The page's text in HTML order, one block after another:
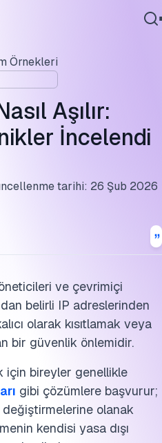
Örnekleri
Aşılır:
İncelendi
tarihi: 26 Şub 2026
ve çevrimiçi
belirli IP adreslerinden
olarak kısıtlamak veya
bir güvenlik önlemidir.
için bireyler genellikle
gibi çözümlere başvurur;
olanak
kendisi yasa dışı